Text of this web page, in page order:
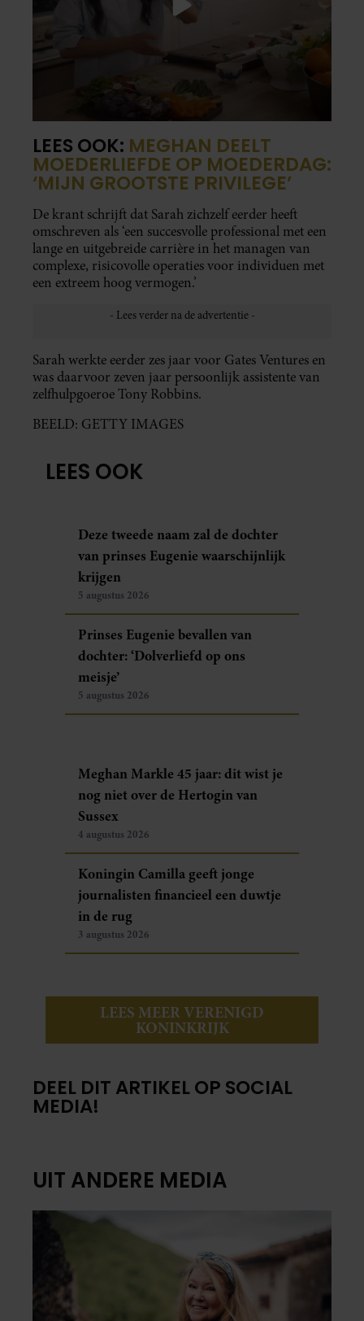
LEES OOK: MEGHAN DEELT
MOEDERLIEFDE OP MOEDERDAG:
‘MIJN GROOTSTE PRIVILEGE’
De krant schrijft dat Sarah zichzelf eerder heeft
omschreven als ‘een succesvolle professional met een
lange en uitgebreide carrière in het managen van
complexe, risicovolle operaties voor individuen met
een extreem hoog vermogen.’
Sarah werkte eerder zes jaar voor Gates Ventures en
was daarvoor zeven jaar persoonlijk assistente van
zelfhulpgoeroe Tony Robbins.
BEELD: GETTY IMAGES
LEES OOK
Deze tweede naam zal de dochter
van prinses Eugenie waarschijnlijk
krijgen
5 augustus 2026
Prinses Eugenie bevallen van
dochter: ‘Dolverliefd op ons
meisje’
5 augustus 2026
Meghan Markle 45 jaar: dit wist je
nog niet over de Hertogin van
Sussex
4 augustus 2026
Koningin Camilla geeft jonge
journalisten financieel een duwtje
in de rug
3 augustus 2026
LEES MEER VERENIGD
KONINKRIJK
DEEL DIT ARTIKEL OP SOCIAL
MEDIA!
UIT ANDERE MEDIA